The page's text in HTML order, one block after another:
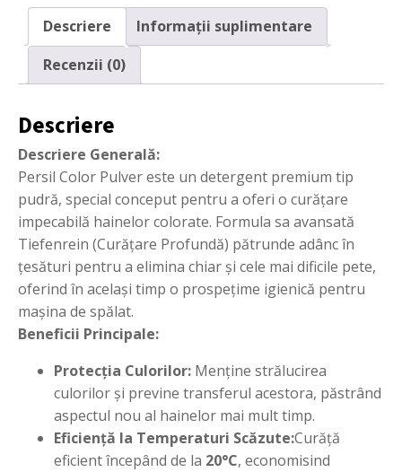
Descriere
Informații suplimentare
Recenzii (0)
Descriere
Descriere Generală:
Persil Color Pulvereste un detergent premium tip
pudră, special conceput pentru a oferi o curățare
impecabilă hainelor colorate. Formula sa avansată
Tiefenrein (Curățare Profundă) pătrunde adânc în
țesături pentru a elimina chiar și cele mai dificile pete,
oferind în același timp o prospețime igienică pentru
mașina de spălat.
Beneficii Principale:
Protecția Culorilor: Menține strălucirea
culorilor și previne transferul acestora, păstrând
aspectul nou al hainelor mai mult timp.
Eficiență la Temperaturi Scăzute:Curăță
eficient începând de la 20°C, economisind